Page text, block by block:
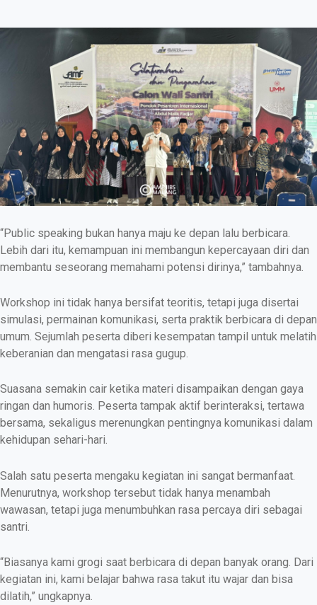
“Public speaking bukan hanya maju ke depan lalu berbicara.
Lebih dari itu, kemampuan ini membangun kepercayaan diri dan
membantu seseorang memahami potensi dirinya,” tambahnya.
Workshop ini tidak hanya bersifat teoritis, tetapi juga disertai
simulasi, permainan komunikasi, serta praktik berbicara di depan
umum. Sejumlah peserta diberi kesempatan tampil untuk melatih
keberanian dan mengatasi rasa gugup.
Suasana semakin cair ketika materi disampaikan dengan gaya
ringan dan humoris. Peserta tampak aktif berinteraksi, tertawa
bersama, sekaligus merenungkan pentingnya komunikasi dalam
kehidupan sehari-hari.
Salah satu peserta mengaku kegiatan ini sangat bermanfaat.
Menurutnya, workshop tersebut tidak hanya menambah
wawasan, tetapi juga menumbuhkan rasa percaya diri sebagai
santri.
“Biasanya kami grogi saat berbicara di depan banyak orang. Dari
kegiatan ini, kami belajar bahwa rasa takut itu wajar dan bisa
dilatih,” ungkapnya.